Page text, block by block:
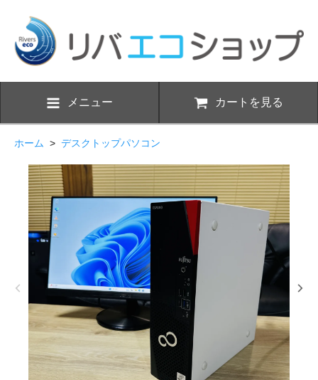
メニュー カートを見る
ホーム > デスクトップパソコン